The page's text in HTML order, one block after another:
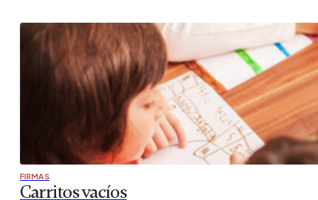
FIRMAS
Carritos vacíos